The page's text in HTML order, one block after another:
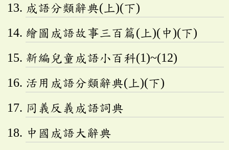
成語分類辭典(上)(下)
繪圖成語故事三百篇(上)(中)(下)
新編兒童成語小百科(1)~(12)
活用成語分類辭典(上)(下)
同義反義成語詞典
中國成語大辭典